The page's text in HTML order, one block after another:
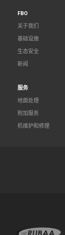
FBO
关于我们
基础设施
生态安全
新闻
服务
地面处理
附加服务
机维护和修理